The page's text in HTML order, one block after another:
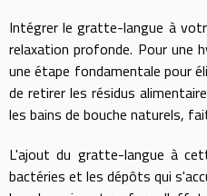
Intégrer le gratte-langue à
relaxation profonde. Pour une
une étape fondamentale pour
de retirer les résidus
les bains de bouche naturels,
L'ajout du gratte-langue à
bactéries et les dépôts qui